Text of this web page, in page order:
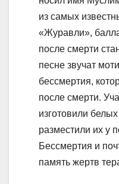
из самых
«Журавли»,
после смерти
песне звучат
бессмертия,
после смерти.
изготовили
разместили их у
Бессмертия и
память жертв